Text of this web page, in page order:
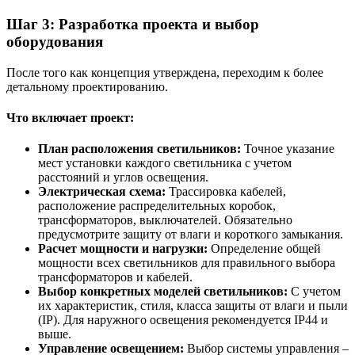
Шаг 3: Разработка проекта и выбор
оборудования
После того как концепция утверждена, переходим к более
детальному проектированию.
Что включает проект:
План расположения светильников: Точное указание
мест установки каждого светильника с учетом
расстояний и углов освещения.
Электрическая схема: Трассировка кабелей,
расположение распределительных коробок,
трансформаторов, выключателей. Обязательно
предусмотрите защиту от влаги и короткого замыкания.
Расчет мощности и нагрузки: Определение общей
мощности всех светильников для правильного выбора
трансформаторов и кабелей.
Выбор конкретных моделей светильников: С учетом
их характеристик, стиля, класса защиты от влаги и пыли
(IP). Для наружного освещения рекомендуется IP44 и
выше.
Управление освещением: Выбор системы управления –